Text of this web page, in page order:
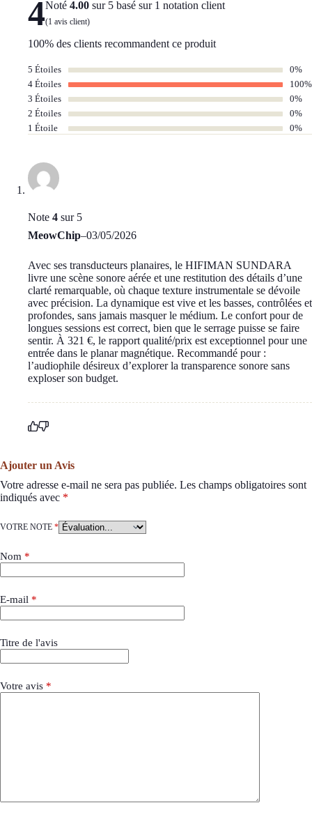
4Noté 4.00 sur 5 basé sur 1 notation client
(1 avis client)
100% des clients recommandent ce produit
5 Étoiles
0%
4 Étoiles
100%
3 Étoiles
0%
2 Étoiles
0%
1 Étoile
0%
Note 4 sur 5
MeowChip–03/05/2026
Avec ses transducteurs planaires, le HIFIMAN SUNDARA
livre une scène sonore aérée et une restitution des détails d’une
clarté remarquable, où chaque texture instrumentale se dévoile
avec précision. La dynamique est vive et les basses, contrôlées et
profondes, sans jamais masquer le médium. Le confort pour de
longues sessions est correct, bien que le serrage puisse se faire
sentir. À 321 €, le rapport qualité/prix est exceptionnel pour une
entrée dans le planar magnétique. Recommandé pour :
l’audiophile désireux d’explorer la transparence sonore sans
exploser son budget.
Ajouter un Avis
Votre adresse e-mail ne sera pas publiée. Les champs obligatoires sont
indiqués avec *
VOTRE NOTE *
Nom *
E-mail *
Titre de l'avis
Votre avis *